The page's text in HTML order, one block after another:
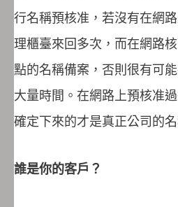
行名稱預核准，若沒有在網
理櫃臺來回多次，而在網路
點的名稱備案，否則很有可
大量時間。在網路上預核准
確定下來的才是真正公司的名
誰是你的客戶？